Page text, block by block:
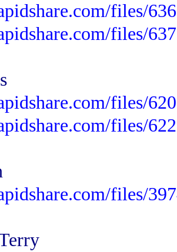
files/
files/
files/
files/
files/